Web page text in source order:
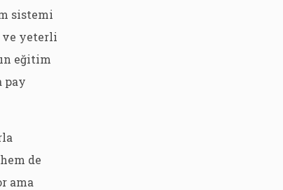
sistemi
yeterli
eğitim
pay
de
ama